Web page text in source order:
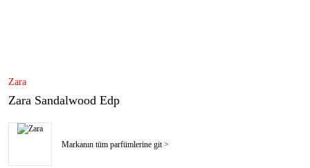
Zara
Zara Sandalwood Edp
Markanın tüm parfümlerine git >